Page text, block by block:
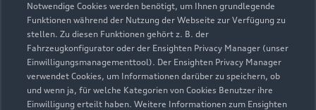
Notwendige Cookies werden benötigt, um Ihnen grundlegende
Funktionen während der Nutzung der Webseite zur Verfügung zu
stellen. Zu diesen Funktionen gehört z. B. der
Fahrzeugkonfigurator oder der Ensighten Privacy Manager (unser
Einwilligungsmanagementtool). Der Ensighten Privacy Manager
verwendet Cookies, um Informationen darüber zu speichern, ob
und wenn ja, für welche Kategorien von Cookies Benutzer ihre
Einwilligung erteilt haben. Weitere Informationen zum Ensighten
Zurück nach oben
Modelle
Alle Modelle
Kaufen & leasen